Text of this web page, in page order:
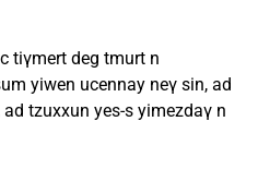
tiγmert deg tmurt n
yiwen ucennay neγ sin, ad
tzuxxun yes-s yimezdaγ n